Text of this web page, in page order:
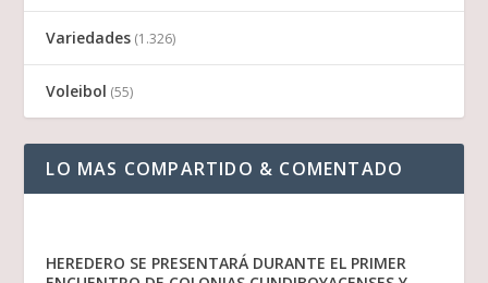
Variedades (1.326)
Voleibol (55)
LO MAS COMPARTIDO & COMENTADO
HEREDERO SE PRESENTARÁ DURANTE EL PRIMER